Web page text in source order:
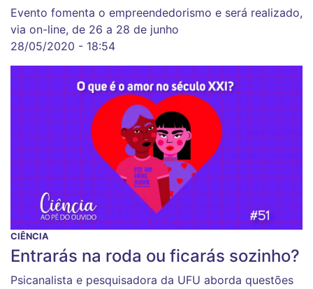
Evento fomenta o empreendedorismo e será realizado,
via on-line, de 26 a 28 de junho
28/05/2020 - 18:54
CIÊNCIA
Entrarás na roda ou ficarás sozinho?
Psicanalista e pesquisadora da UFU aborda questões